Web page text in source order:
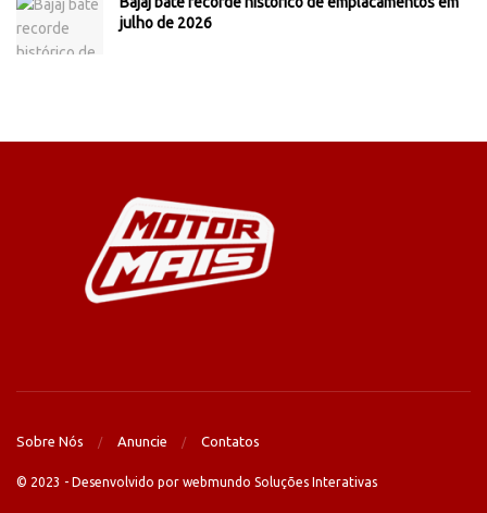
julho de 2026
Sobre Nós Anuncie Contatos
© 2023 - Desenvolvido por webmundo Soluções Interativas